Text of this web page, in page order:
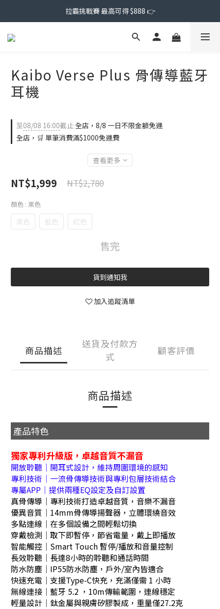
拉霸挑戰賽 最高可得 $888 👉
Kaibo Verse Plus 骨傳導藍牙
耳機
至08/08 16:00截止全店，8/8 一日不限金額免運
全店，🛒 單筆消費滿$1000免運費
查看更多
NT$1,999 NT$2,780
顏色 : 黑色
黑色 藍色 紅色
售完
貨到通知我
加入追蹤清單
商品描述
送貨及付款方
式
顧客評價
商品描述
產品特色
獨家專利升級版，卓越音質不漏音
開放聆聽｜開耳式設計，維持周圍環境的感知
專利技術｜一流骨傳導技術與專利包層技術結合
專屬APP｜提供兩種EQ設定及自訂設置
真骨傳導｜專利技術打造卓越音質，音樂不漏音
優異音質｜14mm骨傳導揚聲器，立體環繞音效
多點連線｜在多個設備之間輕鬆切換
穿戴檢測｜取下即暫停，節省電量，戴上即播放
智能觸控｜Smart Touch 暫停/播放和音量控制
長效聆聽｜長達8小時的聆聽和通話時間
防水防塵｜IP55防水防塵，戶外/室內皆適合
快速充電｜支援Type-C快充，充滿僅需 1 小時
無線連接｜藍牙 5.2 ，10m傳輸範圍，連線穩定
輕量設計｜鈦金屬與親膚矽膠製成，重量僅27.2克